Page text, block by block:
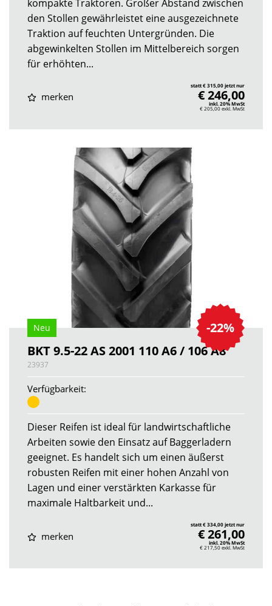
kompakte Traktoren. Großer Abstand zwischen
den Stollen gewährleistet eine ausgezeichnete
Traktion auf feuchten Untergründen. Die
abgewinkelten Stollen im Mittelbereich sorgen
für erhöhten...
merken
statt € 315,00 jetzt nur
€ 246,00
inkl. 20% MwSt
€ 205,00exkl. MwSt
-22%
Neu
BKT 9.5-22 AS 2001 110 A6 / 106 A8
23937
Verfügbarkeit:
Dieser Reifen ist ideal für landwirtschaftliche
Arbeiten sowie den Einsatz auf Baggerladern
geeignet. Es handelt sich um einen äußerst
robusten Reifen mit einer hohen Anzahl von
Lagen und einer verstärkten Karkasse für
maximale Haltbarkeit und...
merken
statt € 334,00 jetzt nur
€ 261,00
inkl. 20% MwSt
€ 217,50exkl. MwSt